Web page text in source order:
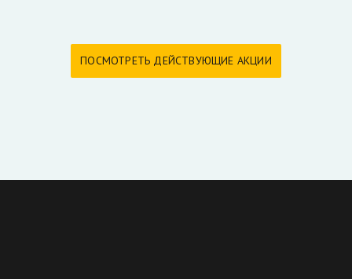
ПОСМОТРЕТЬ ДЕЙСТВУЮЩИЕ АКЦИИ